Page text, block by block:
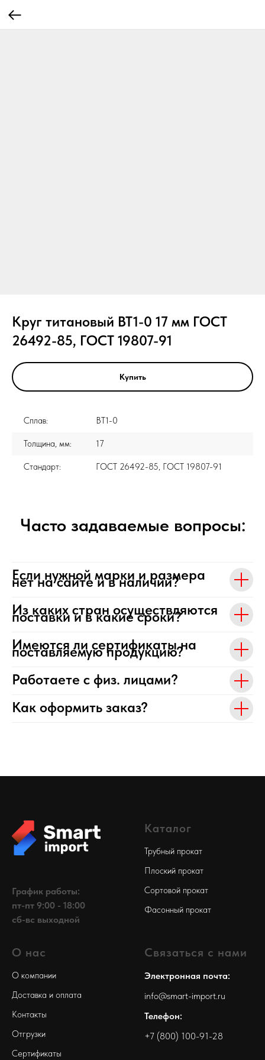
Круг титановый ВТ1-0 17 мм ГОСТ
26492-85, ГОСТ 19807-91
Купить
Сплав: ВТ1-0
Толщина, мм: 17
Стандарт: ГОСТ 26492-85, ГОСТ 19807-91
Часто задаваемые вопросы:
Если нужной марки и размера
нет на сайте и в наличии?
Из каких стран осуществляются
поставки и в какие сроки?
Имеются ли сертификаты на
поставляемую продукцию?
Работаете с физ. лицами?
Как оформить заказ?
График работы:
пт-пт 9:00 - 18:00
сб-вс выходной
Каталог
Трубный прокат
Плоский прокат
Сортовой прокат
Фасонный прокат
О нас
О компании
Доставка и оплата
Контакты
Отгрузки
Сертификаты
Связаться с нами
Электронная почта:
info@smart-import.ru
Телефон:
+7 (800) 100-91-28